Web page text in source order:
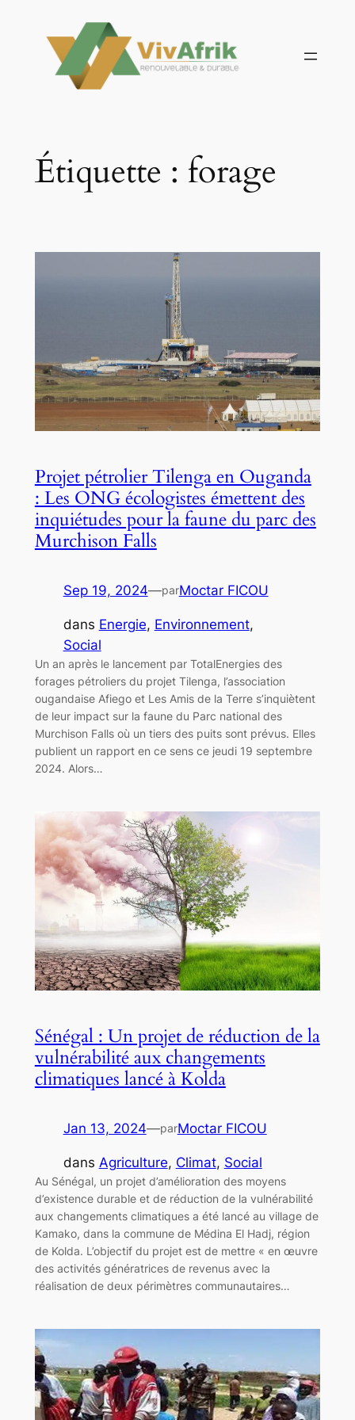
contenu
Étiquette : forage
Projet pétrolier Tilenga en Ouganda
: Les ONG écologistes émettent des
inquiétudes pour la faune du parc des
Murchison Falls
Sep 19, 2024—parMoctar FICOU
dans Energie, Environnement
Social
Un an après le lancement par TotalEnergies des
forages pétroliers du projet Tilenga, l’association
ougandaise Afiego et Les Amis de la Terre s’inquiètent
de leur impact sur la faune du Parc national des
Murchison Falls où un tiers des puits sont prévus. Elles
publient un rapport en ce sens ce jeudi 19 septembre
2024. Alors…
Sénégal : Un projet de réduction de la
vulnérabilité aux changements
climatiques lancé à Kolda
Jan 13, 2024—parMoctar FICOU
dans Agriculture, Climat, Social
Au Sénégal, un projet d’amélioration des moyens
d’existence durable et de réduction de la vulnérabilité
aux changements climatiques a été lancé au village de
Kamako, dans la commune de Médina El Hadj, région
de Kolda. L’objectif du projet est de mettre « en œuvre
des activités génératrices de revenus avec la
réalisation de deux périmètres communautaires…